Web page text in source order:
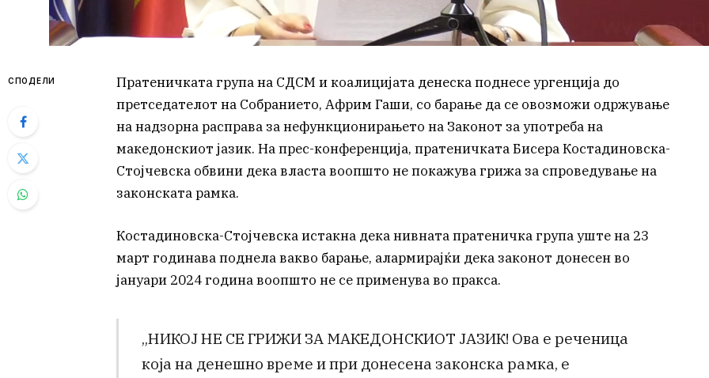
СПОДЕЛИ
Пратеничката група на СДСМ и коалицијата денеска поднесе ургенција до
претседателот на Собранието, Африм Гаши, со барање да се овозможи одржување
на надзорна расправа за нефункционирањето на Законот за употреба на
македонскиот јазик. На прес-конференција, пратеничката Бисера Костадиновска-
Стојчевска обвини дека власта воопшто не покажува грижа за спроведување на
законската рамка.
Костадиновска-Стојчевска истакна дека нивната пратеничка група уште на 23
март годинава поднела вакво барање, алармирајќи дека законот донесен во
јануари 2024 година воопшто не се применува во пракса.
„НИКОЈ НЕ СЕ ГРИЖИ ЗА МАКЕДОНСКИОТ ЈАЗИК! Ова е реченица
која на денешно време и при донесена законска рамка, е